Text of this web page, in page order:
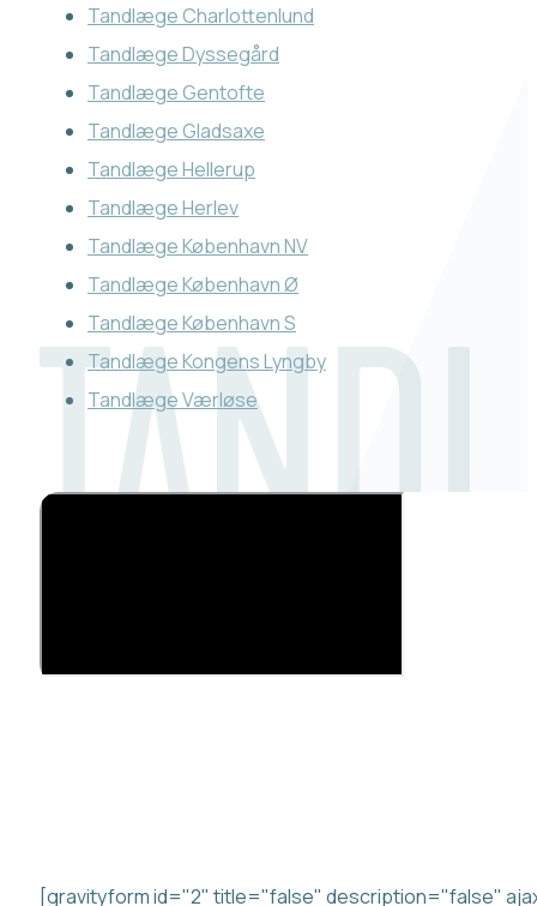
Tandlæge Charlottenlund
Tandlæge Dyssegård
Tandlæge Gentofte
Tandlæge Gladsaxe
Tandlæge Hellerup
Tandlæge Herlev
Tandlæge København NV
Tandlæge København Ø
Tandlæge København S
Tandlæge Kongens Lyngby
Tandlæge Værløse
[gravityform id="2" title="false" description="false"